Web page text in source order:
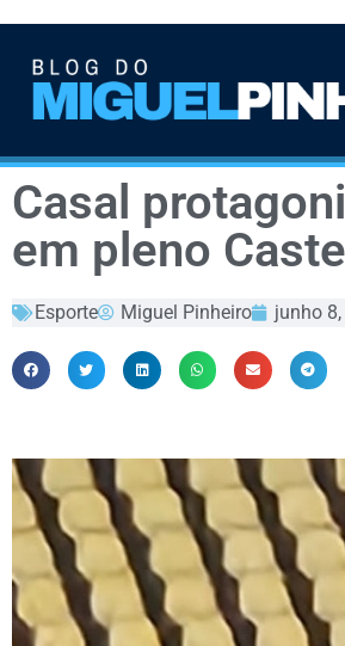
Casal
em pleno
Esporte Miguel Pinheiro junho